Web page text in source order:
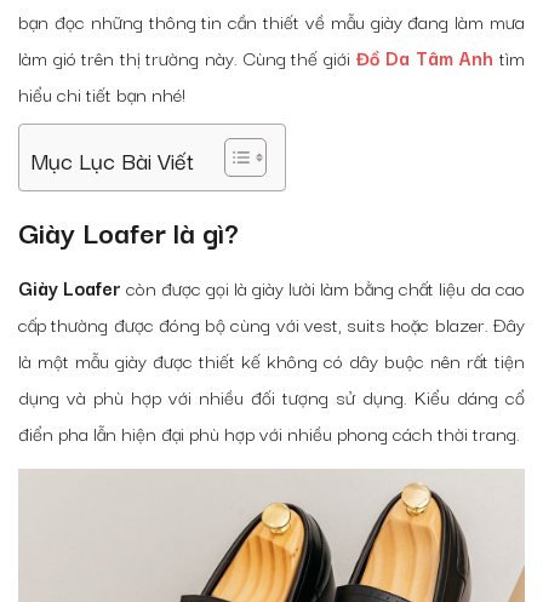
bạn đọc những thông tin cần thiết về mẫu giày đang làm mưa
làm gió trên thị trường này. Cùng thế giới Đồ Da Tâm Anh tìm
hiểu chi tiết bạn nhé!
Mục Lục Bài Viết
Giày Loafer là gì?
Giày Loafer còn được gọi là giày lười làm bằng chất liệu da cao
cấp thường được đóng bộ cùng với vest, suits hoặc blazer. Đây
là một mẫu giày được thiết kế không có dây buộc nên rất tiện
dụng và phù hợp với nhiều đối tượng sử dụng. Kiểu dáng cổ
điển pha lẫn hiện đại phù hợp với nhiều phong cách thời trang.